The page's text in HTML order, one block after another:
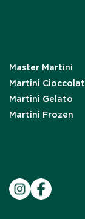
Master Martini
Martini
Martini Gelato
Martini Frozen